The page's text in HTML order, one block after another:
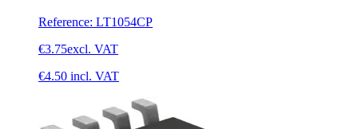
Reference: LT1054CP
€3.75excl. VAT
€4.50 incl. VAT